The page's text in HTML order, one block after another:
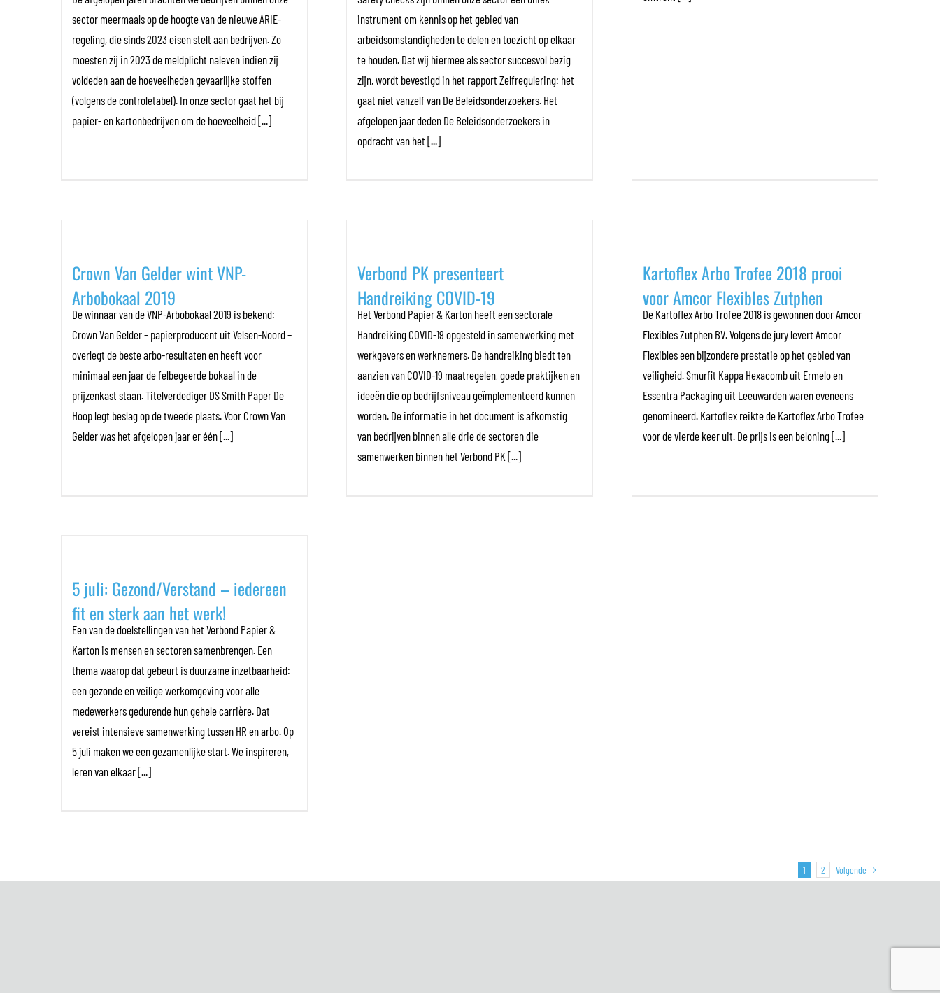
sector meermaals op de hoogte van de nieuwe ARIE-
regeling, die sinds 2023 eisen stelt aan bedrijven. Zo
moesten zij in 2023 de meldplicht naleven indien zij
voldeden aan de hoeveelheden gevaarlijke stoffen
(volgens de controletabel). In onze sector gaat het bij
papier- en kartonbedrijven om de hoeveelheid [...]
instrument om kennis op het gebied van
arbeidsomstandigheden te delen en toezicht op elkaar
te houden. Dat wij hiermee als sector succesvol bezig
zijn, wordt bevestigd in het rapport Zelfregulering: het
gaat niet vanzelf van De Beleidsonderzoekers. Het
afgelopen jaar deden De Beleidsonderzoekers in
opdracht van het [...]
Crown Van Gelder wint VNP-
Arbobokaal 2019
De winnaar van de VNP-Arbobokaal 2019 is bekend:
Crown Van Gelder – papierproducent uit Velsen-Noord –
overlegt de beste arbo-resultaten en heeft voor
minimaal een jaar de felbegeerde bokaal in de
prijzenkast staan. Titelverdediger DS Smith Paper De
Hoop legt beslag op de tweede plaats. Voor Crown Van
Gelder was het afgelopen jaar er één [...]
Verbond PK presenteert
Handreiking COVID-19
Het Verbond Papier & Karton heeft een sectorale
Handreiking COVID-19 opgesteld in samenwerking met
werkgevers en werknemers. De handreiking biedt ten
aanzien van COVID-19 maatregelen, goede praktijken en
ideeën die op bedrijfsniveau geïmplementeerd kunnen
worden. De informatie in het document is afkomstig
van bedrijven binnen alle drie de sectoren die
samenwerken binnen het Verbond PK [...]
Kartoflex Arbo Trofee 2018 prooi
voor Amcor Flexibles Zutphen
De Kartoflex Arbo Trofee 2018 is gewonnen door Amcor
Flexibles Zutphen BV. Volgens de jury levert Amcor
Flexibles een bijzondere prestatie op het gebied van
veiligheid. Smurfit Kappa Hexacomb uit Ermelo en
Essentra Packaging uit Leeuwarden waren eveneens
genomineerd. Kartoflex reikte de Kartoflex Arbo Trofee
voor de vierde keer uit. De prijs is een beloning [...]
5 juli: Gezond/Verstand – iedereen
fit en sterk aan het werk!
Een van de doelstellingen van het Verbond Papier &
Karton is mensen en sectoren samenbrengen. Een
thema waarop dat gebeurt is duurzame inzetbaarheid:
een gezonde en veilige werkomgeving voor alle
medewerkers gedurende hun gehele carrière. Dat
vereist intensieve samenwerking tussen HR en arbo. Op
5 juli maken we een gezamenlijke start. We inspireren,
leren van elkaar [...]
1 2 Volgende